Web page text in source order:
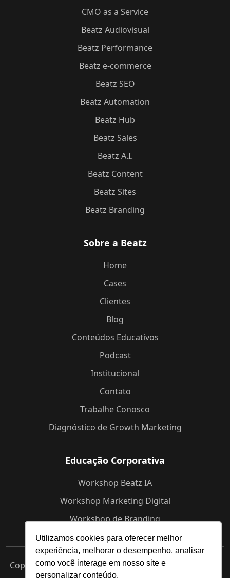
Utilizamos cookies para oferecer melhor
experiência, melhorar o desempenho, analisar
como você interage em nosso site e
personalizar conteúdo.
CMO as a Service
Beatz Audiovisual
Beatz Performance
Beatz e-commerce
Beatz SEO
Beatz Automation
Beatz Hub
Beatz Sales
Beatz A.I.
Beatz Content
Beatz Sites
Beatz Branding
Sobre a Beatz
Home
Cases
Clientes
Blog
Conteúdos Educativos
Podcast
Institucional
Contato
Trabalhe Conosco
Diagnóstico de Growth Marketing
Educação Corporativa
Workshop Beatz IA
Workshop Marketing Digital
Workshop de Branding
Copyright © 2025 Beatz -Agência de Marketing Digital